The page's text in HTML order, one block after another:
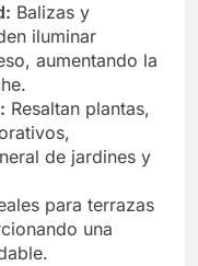
Balizas y
iluminar
aumentando la
Resaltan plantas,
de jardines y
para terrazas
una